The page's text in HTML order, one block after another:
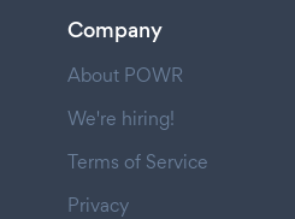
Company
About POWR
We're hiring!
Terms of Service
Privacy